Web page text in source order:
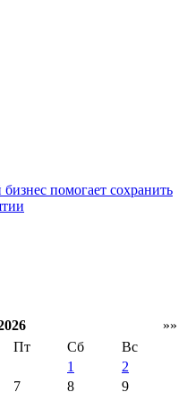
помогает сохранить
»»
Пт Сб
Вс
1
2
7 8
9